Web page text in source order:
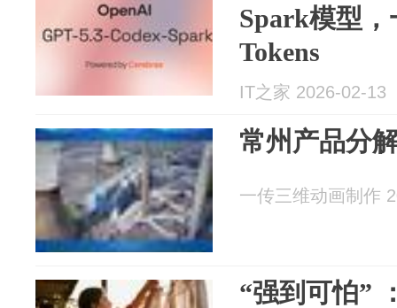
Spark模型，
Tokens
IT之家 2026-02-13
常州产品分
一传三维动画制作
“强到可怕”